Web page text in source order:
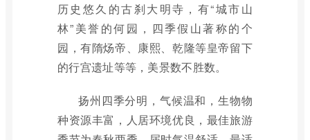
历史悠久的古刹大明寺，有“城市山
林”美誉的何园，四季假山著称的个
园，有隋炀帝、康熙、乾隆等皇帝留下
的行宫遗址等等，美景数不胜数。
扬州四季分明，气候温和，生物物
种资源丰富，人居环境优良，最佳旅游